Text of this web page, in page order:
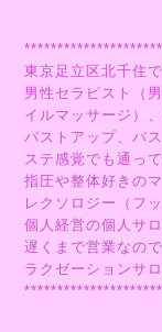
東京足立区北千住
男性セラピスト（
イルマッサージ）
バストアップ、バ
ステ感覚でも通っ
指圧や整体好きの
レクソロジー（フ
個人経営の個人サ
遅くまで営業なの
ラクゼーションサ